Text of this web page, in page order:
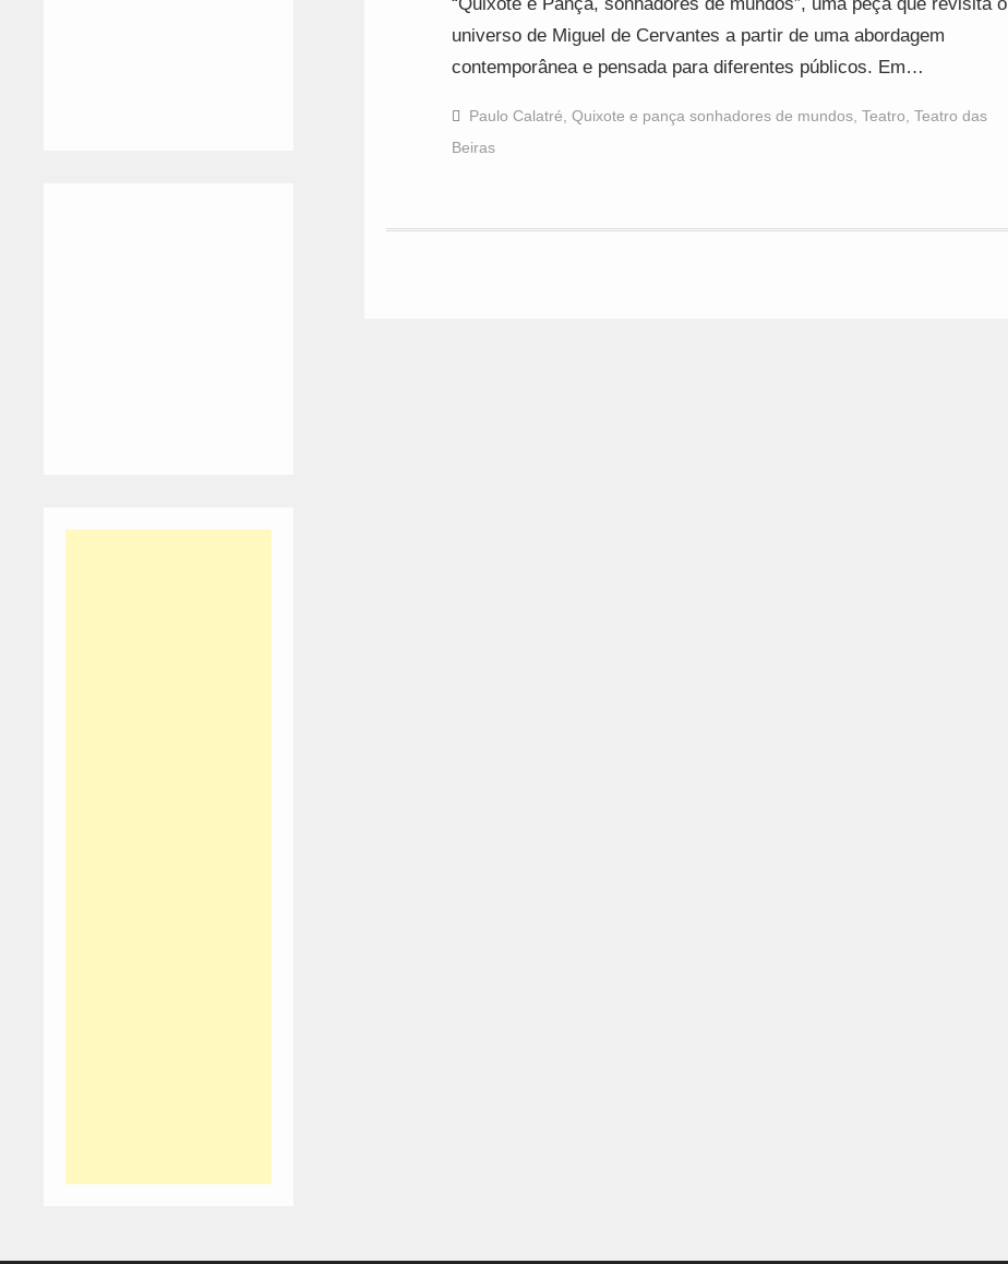
universo de Miguel de Cervantes a partir de uma abordagem
contemporânea e pensada para diferentes públicos. Em…
Paulo Calatré Quixote e pança sonhadores de mundos, Teatro Teatro das
Beiras